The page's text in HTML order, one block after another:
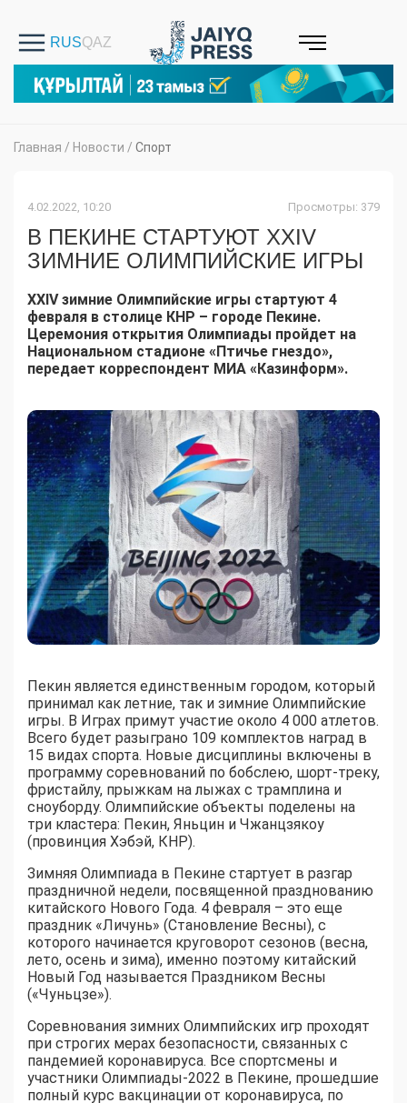
Главная / Новости / Спорт
4.02.2022, 10:20 Просмотры: 379
В ПЕКИНЕ СТАРТУЮТ XXIV
ЗИМНИЕ ОЛИМПИЙСКИЕ ИГРЫ
XXIV зимние Олимпийские игры стартуют 4
февраля в столице КНР – городе Пекине.
Церемония открытия Олимпиады пройдет на
Национальном стадионе «Птичье гнездо»,
передает корреспондент МИА «Казинформ».
Пекин является единственным городом, который
принимал как летние, так и зимние Олимпийские
игры. В Играх примут участие около 4 000 атлетов.
Всего будет разыграно 109 комплектов наград в
15 видах спорта. Новые дисциплины включены в
программу соревнований по бобслею, шорт-треку,
фристайлу, прыжкам на лыжах с трамплина и
сноуборду. Олимпийские объекты поделены на
три кластера: Пекин, Яньцин и Чжанцзякоу
(провинция Хэбэй, КНР).
Зимняя Олимпиада в Пекине стартует в разгар
праздничной недели, посвященной празднованию
китайского Нового Года. 4 февраля – это еще
праздник «Личунь» (Становление Весны), с
которого начинается круговорот сезонов (весна,
лето, осень и зима), именно поэтому китайский
Новый Год называется Праздником Весны
(«Чуньцзе»).
Соревнования зимних Олимпийских игр проходят
при строгих мерах безопасности, связанных с
пандемией коронавируса. Все спортсмены и
участники Олимпиады-2022 в Пекине, прошедшие
полный курс вакцинации от коронавируса, по